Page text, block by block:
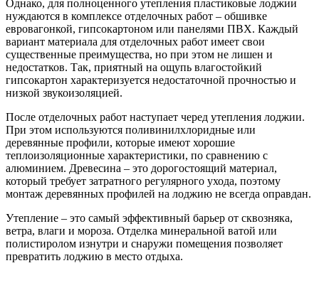
Однако, для полноценного утепления пластиковые лоджии
нуждаются в комплексе отделочных работ – обшивке
евровагонкой, гипсокартоном или панелями ПВХ. Каждый
вариант материала для отделочных работ имеет свои
существенные преимущества, но при этом не лишен и
недостатков. Так, приятный на ощупь влагостойкий
гипсокартон характеризуется недостаточной прочностью и
низкой звукоизоляцией.
После отделочных работ наступает черед утепления лоджии.
При этом используются поливинилхлоридные или
деревянные профили, которые имеют хорошие
теплоизоляционные характеристики, по сравнению с
алюминием. Древесина – это дорогостоящий материал,
который требует затратного регулярного ухода, поэтому
монтаж деревянных профилей на лоджию не всегда оправдан.
Утепление – это самый эффективный барьер от сквозняка,
ветра, влаги и мороза. Отделка минеральной ватой или
полистиролом изнутри и снаружи помещения позволяет
превратить лоджию в место отдыха.